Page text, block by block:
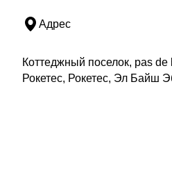
Адрес
Коттеджный поселок, pas
Рокетес, Рокетес, Эл Байш